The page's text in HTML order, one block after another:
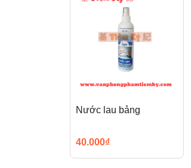
Nước lau bảng
40.000₫